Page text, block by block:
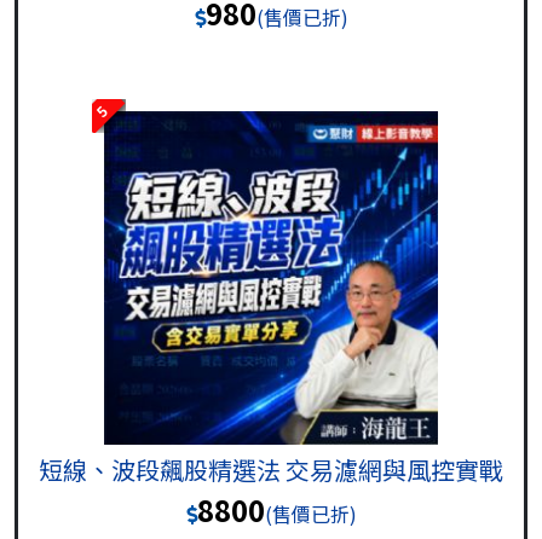
980(售價已折)
5
短線、波段飆股精選法 交易濾網與風控實戰
8800(售價已折)